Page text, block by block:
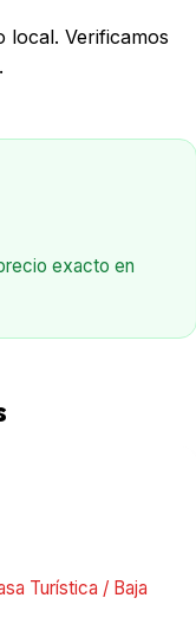
local. Verificamos
exacto en
Turística / Baja